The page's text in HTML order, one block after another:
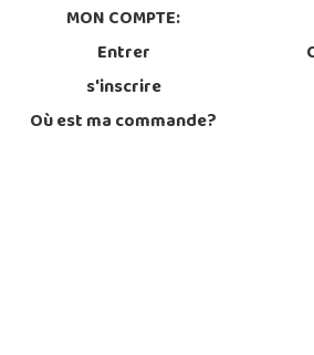
MON COMPTE:
Entrer
s'inscrire
Où est ma commande?